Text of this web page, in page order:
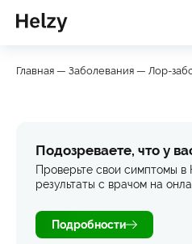
Главная — Заболевания — Лор-
Подозреваете, что у
Проверьте свои симптомы в
результаты с врачом на
Подробности